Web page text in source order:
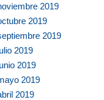
2019
2019
2019
2019
2019
2019
2019